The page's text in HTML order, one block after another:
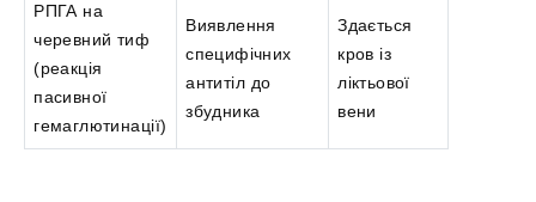
РПГА на
черевний тиф
(реакція
пасивної
гемаглютинації)
Виявлення
специфічних
антитіл до
збудника
Здається
кров із
ліктьової
вени